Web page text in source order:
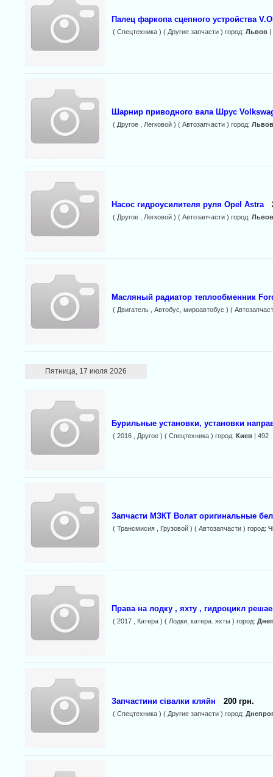
Палец фаркопа сцепного устройства
( Спецтехника ) ( Другие запчасти ) город: Львов|
Шарнир приводного вала Шрус
( Другое , Легковой ) ( Автозапчасти ) город: Львов
Насос гидроусилителя руля Opel Astra
( Другое , Легковой ) ( Автозапчасти ) город: Львов
Масляный радиатор теплообменник
( Двигатель , Автобус, мироавтобус ) (
Пятница, 17 июля 2026
Бурильные установки, установки
( 2016 , Другое ) ( Спецтехника ) город: Киев| 492
Запчасти МЗКТ Волат оригинальные
( Трансмисия , Грузовой ) ( Автозапчасти ) город:
Права на лодку , яхту , гидроцикл
( 2017 , Катера ) ( Лодки, катера. яхты ) город:
Запчастини сівалки кляйн 200 грн.
( Спецтехника ) ( Другие запчасти ) город: